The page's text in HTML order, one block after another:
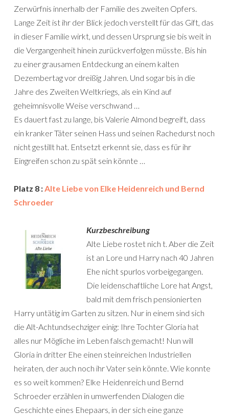
Zerwürfnis innerhalb der Familie des zweiten Opfers.
Lange Zeit ist ihr der Blick jedoch verstellt für das Gift, das
in dieser Familie wirkt, und dessen Ursprung sie bis weit in
die Vergangenheit hinein zurückverfolgen müsste. Bis hin
zu einer grausamen Entdeckung an einem kalten
Dezembertag vor dreißig Jahren. Und sogar bis in die
Jahre des Zweiten Weltkriegs, als ein Kind auf
geheimnisvolle Weise verschwand …
Es dauert fast zu lange, bis Valerie Almond begreift, dass
ein kranker Täter seinen Hass und seinen Rachedurst noch
nicht gestillt hat. Entsetzt erkennt sie, dass es für ihr
Eingreifen schon zu spät sein könnte …
Platz 8 :Alte Liebe von Elke Heidenreich und Bernd
Schroeder
Kurzbeschreibung
Alte Liebe rostet nich t. Aber die Zeit
ist an Lore und Harry nach 40 Jahren
Ehe nicht spurlos vorbeigegangen.
Die leidenschaftliche Lore hat Angst,
bald mit dem frisch pensionierten
Harry untätig im Garten zu sitzen. Nur in einem sind sich
die Alt-Achtundsechziger einig: Ihre Tochter Gloria hat
alles nur Mögliche im Leben falsch gemacht! Nun will
Gloria in dritter Ehe einen steinreichen Industriellen
heiraten, der auch noch ihr Vater sein könnte. Wie konnte
es so weit kommen? Elke Heidenreich und Bernd
Schroeder erzählen in umwerfenden Dialogen die
Geschichte eines Ehepaars, in der sich eine ganze